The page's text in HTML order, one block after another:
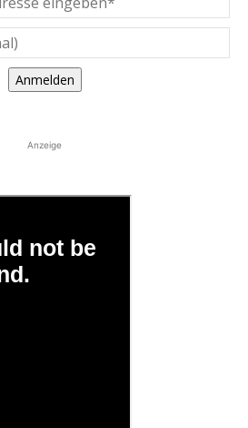
Anmelden
Anzeige